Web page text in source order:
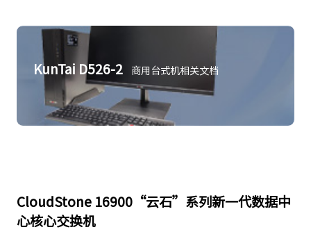
KunTai D526-2 商用台式机相关文档
CloudStone 16900“云石”系列新一代数据中
心核心交换机